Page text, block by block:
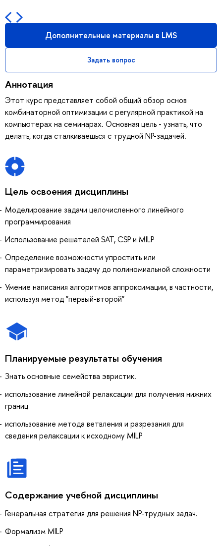
Дополнительные материалы в LMS
Задать вопрос
Аннотация
Этот курс представляет собой общий обзор основ
комбинаторной оптимизации с регулярной практикой на
компьютерах на семинарах. Основная цель - узнать, что
делать, когда сталкиваешься с трудной NP-задачей.
Цель освоения дисциплины
Моделирование задачи целочисленного линейного
программирования
Использование решателей SAT, CSP и MILP
Определение возможности упростить или
параметризировать задачу до полиномиальной сложности
Умение написания алгоритмов аппроксимации, в частности,
используя метод "первый-второй"
Планируемые результаты обучения
Знать основные семейства эвристик.
использование линейной релаксации для получения нижних
границ
использование метода ветвления и разрезания для
сведения релаксации к исходному MILP
Содержание учебной дисциплины
Генеральная стратегия для решения NP-трудных задач.
Формализм MILP